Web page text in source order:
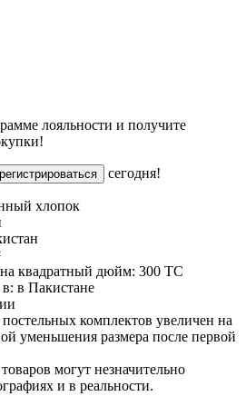
лояльности и получите
сегодня!
хлопок
квадратный дюйм: 300 TC
в Пакистане
постельных комплектов увеличен на
уменьшения размера после первой
могут незначительно
и в реальности.